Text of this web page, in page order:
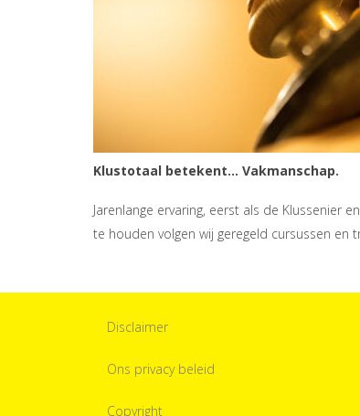
Klustotaal betekent... Vakmanschap.
Jarenlange ervaring, eerst als de Klussenier
te houden volgen wij geregeld cursussen
Disclaimer
Ons privacy beleid
Copyright